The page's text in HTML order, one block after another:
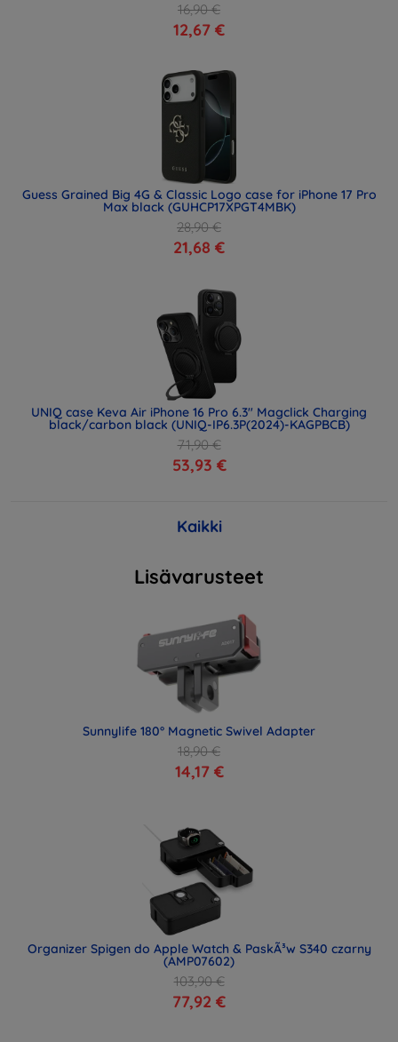
16,90 €
12,67 €
Guess Grained Big 4G & Classic Logo case for iPhone 17 Pro
Max black (GUHCP17XPGT4MBK)
28,90 €
21,68 €
UNIQ case Keva Air iPhone 16 Pro 6.3" Magclick Charging
black/carbon black (UNIQ-IP6.3P(2024)-KAGPBCB)
71,90 €
53,93 €
Kaikki
Lisävarusteet
Sunnylife 180° Magnetic Swivel Adapter
18,90 €
14,17 €
Organizer Spigen do Apple Watch & PaskÃ³w S340 czarny
(AMP07602)
103,90 €
77,92 €